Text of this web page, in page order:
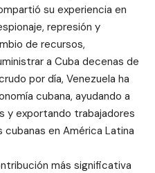
su experiencia en
represión y
de recursos,
a Cuba decenas de
por día, Venezuela ha
cubana, ayudando a
y exportando trabajadores
en América Latina
más significativa